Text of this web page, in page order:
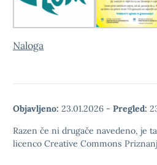
Naloga
Objavljeno: 23.01.2026 - Pregled:
Razen če ni drugače navedeno, je
licenco Creative Commons